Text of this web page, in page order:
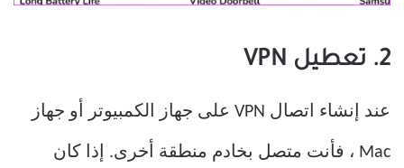
2. تعطيل VPN
عند إنشاء اتصال VPN على جهاز الكمبيوتر أو جهاز
Mac ، فأنت متصل بخادم منطقة أخرى. إذا كان